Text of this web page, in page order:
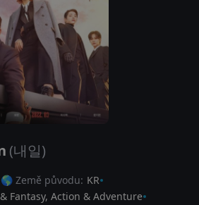
(내일)
🌎 Země původu: KR
Fantasy, Action & Adventure